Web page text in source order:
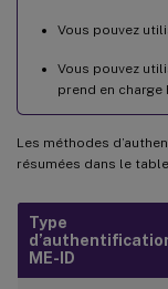
Vous pouvez
Vous pouvez
prend en charge
Les méthodes
résumées dans le
Type
ME-ID